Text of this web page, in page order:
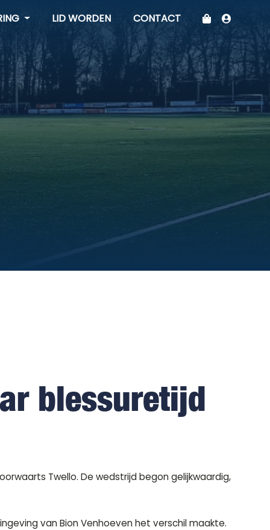
LID WORDEN CONTACT
blessuretijd
Twello. De wedstrijd begon gelijkwaardig,
van Bion Venhoeven het verschil maakte.